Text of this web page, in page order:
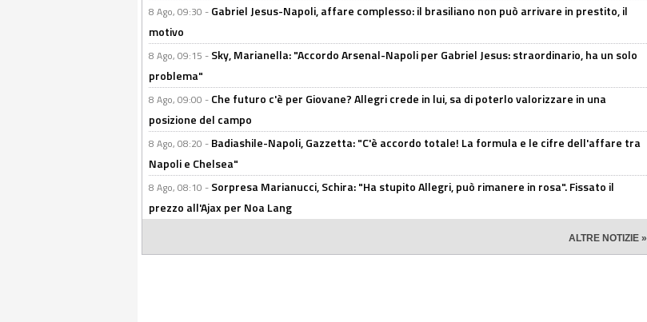
8 Ago, 09:30 - Gabriel Jesus-Napoli, affare complesso: il brasiliano non può arrivare in prestito, il
motivo
8 Ago, 09:15 - Sky, Marianella: "Accordo Arsenal-Napoli per Gabriel Jesus: straordinario, ha un solo
problema"
8 Ago, 09:00 - Che futuro c'è per Giovane? Allegri crede in lui, sa di poterlo valorizzare in una
posizione del campo
8 Ago, 08:20 - Badiashile-Napoli, Gazzetta: "C'è accordo totale! La formula e le cifre dell'affare tra
Napoli e Chelsea"
8 Ago, 08:10 - Sorpresa Marianucci, Schira: "Ha stupito Allegri, può rimanere in rosa". Fissato il
prezzo all'Ajax per Noa Lang
ALTRE NOTIZIE »